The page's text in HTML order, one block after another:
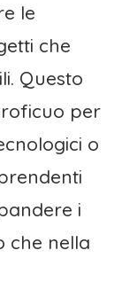
le
che
Questo
per
o
i
che nella